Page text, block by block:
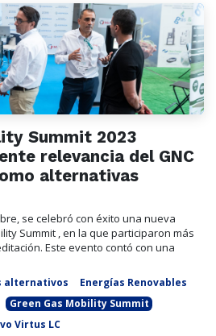
Summit 2023
relevancia del GNC
alternativas
se celebró con éxito una nueva
Summit , en la que participaron más
Este evento contó con una
alternativos
Energías Renovables
Green Gas Mobility Summit
Virtus LC